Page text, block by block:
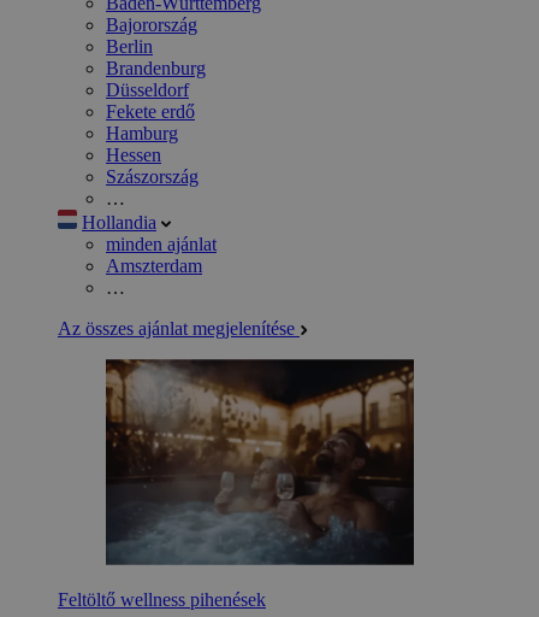
Bajorország
Berlin
Brandenburg
Düsseldorf
Fekete erdő
Hamburg
Hessen
Szászország
…
Hollandia
minden ajánlat
Amszterdam
…
Az összes ajánlat megjelenítése
Feltöltő wellness pihenések